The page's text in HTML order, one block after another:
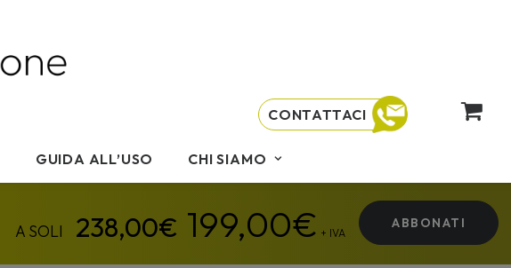
GUIDA ALL’USO CHI SIAMO
CONTATTACI
199,00€ + IVA
ABBONATI